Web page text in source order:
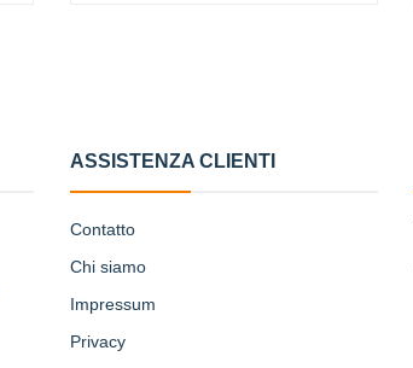
ASSISTENZA CLIENTI
Contatto
Chi siamo
Impressum
Privacy